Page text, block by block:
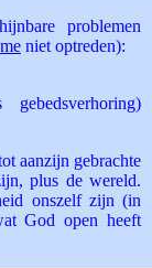
problemen
niet optreden):
aanzijn gebrachte
plus de wereld.
onszelf zijn (in
God open heeft